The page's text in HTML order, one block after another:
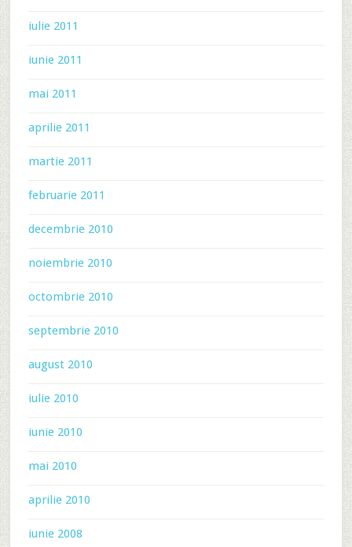
iulie 2011
iunie 2011
mai 2011
aprilie 2011
martie 2011
februarie 2011
decembrie 2010
noiembrie 2010
octombrie 2010
septembrie 2010
august 2010
iulie 2010
iunie 2010
mai 2010
aprilie 2010
iunie 2008